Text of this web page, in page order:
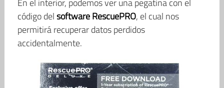
código delsoftware RescuePRO, el cual nos
permitirá recuperar datos perdidos
accidentalmente.